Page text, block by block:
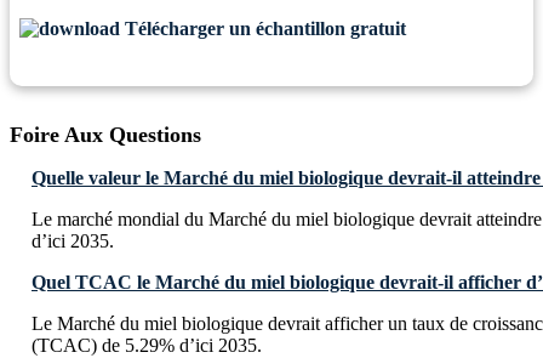
Télécharger un échantillon gratuit
Foire Aux Questions
Quelle valeur le Marché du miel biologique devrait-il atteindre
Le marché mondial du Marché du miel biologique devrait
d’ici 2035.
Quel TCAC le Marché du miel biologique devrait-il afficher
Le Marché du miel biologique devrait afficher un taux de
(TCAC) de 5.29% d’ici 2035.